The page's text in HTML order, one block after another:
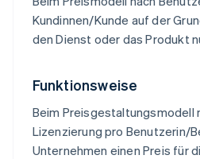
Kundinnen/Kunde auf der
den Dienst oder das Produkt
Funktionsweise
Beim Preisgestaltungsmodell
Lizenzierung pro Benutzerin/
Unternehmen einen Preis für